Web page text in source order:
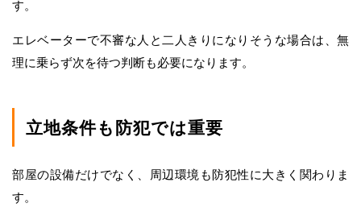
す。
エレベーターで不審な人と二人きりになりそうな場合は、無
理に乗らず次を待つ判断も必要になります。
立地条件も防犯では重要
部屋の設備だけでなく、周辺環境も防犯性に大きく関わりま
す。